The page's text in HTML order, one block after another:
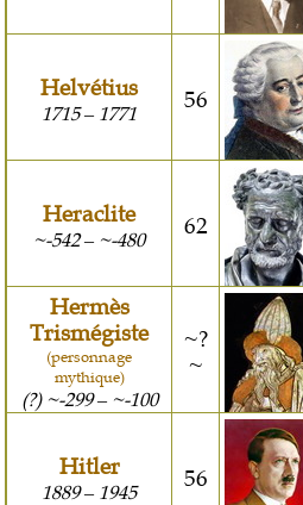
Helvétius
1715– 1771 56
Heraclite
~-542– ~-480 62
Hermès
Trismégiste
(personnage
mythique)
(?) ~-299–~-100
~?
~
Hitler
1889– 1945 56